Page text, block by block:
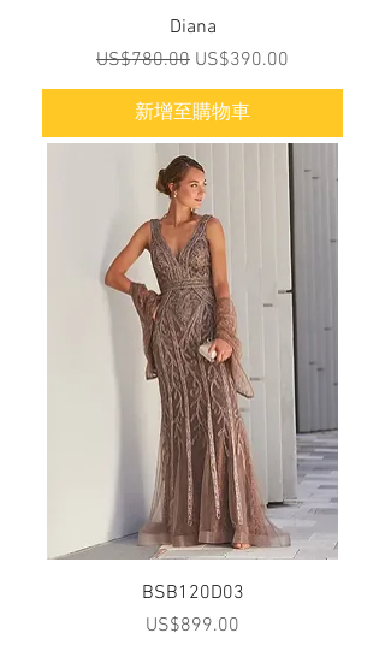
Diana
一般價格
US$780.00 促銷價格
US$390.00
新增至購物車
BSB120D03
價格
US$899.00